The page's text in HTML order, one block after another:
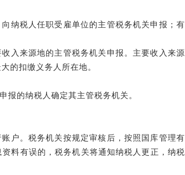
纳税人任职受雇单位的主管税务机关申报；有
入来源地的主管税务机关申报。主要收入来源
的扣缴义务人所在地。
报的纳税人确定其主管税务机关。
户。税务机关按规定审核后，按照国库管理有
料有误的，税务机关将通知纳税人更正，纳税